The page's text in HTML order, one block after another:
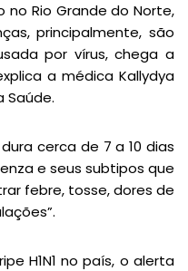
no Rio Grande do Norte,
principalmente, são
por vírus, chega a
a médica Kallydya
Saúde.
cerca de 7 a 10 dias
e seus subtipos que
febre, tosse, dores de
H1N1 no país, o alerta